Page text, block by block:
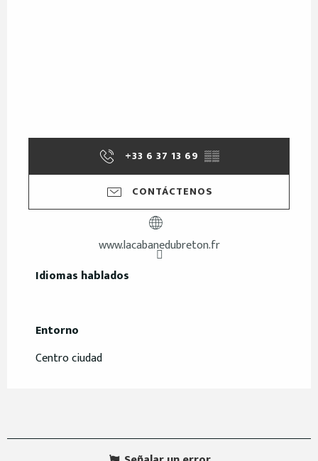
+33 6 37 13 69 ▒▒
CONTÁCTENOS
www.lacabanedubreton.fr
Idiomas hablados
Idiomas hablados
Entorno
Entorno
Centro ciudad